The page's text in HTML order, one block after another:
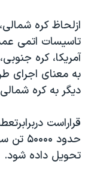
گالری عکس
آرشیو پخش زنده
اعتراضات زن،
مجموعه مستندهای
تریبونال مردمی آبان
دادگاه حمید نوری
چهل سال
قانون شفافیت
اعتراضات مردمی
ازلحاظ کره
تاسيسات اتمی
آمريکا، کره
به معنای اجرای
ديگر به کره
قراراست
حدود
تحويل داده شود.